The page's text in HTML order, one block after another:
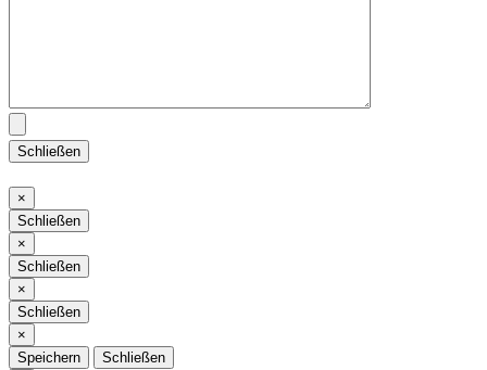
Schließen
×
Schließen
×
Schließen
×
Schließen
×
Speichern
Schließen